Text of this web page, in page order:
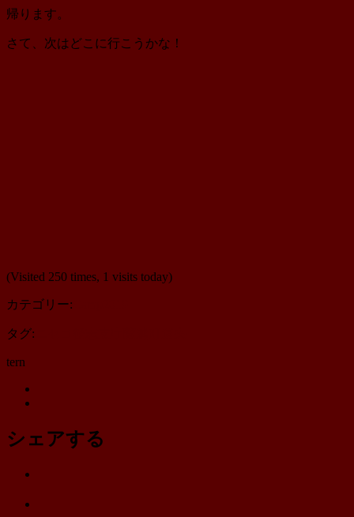
帰ります。
さて、次はどこに行こうかな！
(Visited 250 times, 1 visits today)
カテゴリー:
タグ:
tern
シェアする